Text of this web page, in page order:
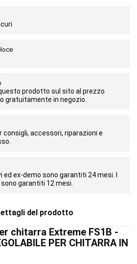
prodotto sul sito al prezzo
gratuitamente in negozio.
accessori, riparazioni e
ed ex-demo sono garantiti 24 mesi. I
garantiti 12 mesi.
del prodotto
chitarra Extreme FS1B -
PER CHITARRA IN